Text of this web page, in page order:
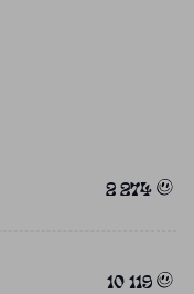
2 274
10 119